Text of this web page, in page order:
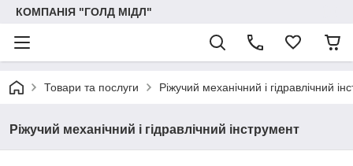
КОМПАНІЯ "ГОЛД МІДЛ"
Товари та послуги Ріжучий механічний і гідравлічний
Ріжучий механічний і гідравлічний інструмент